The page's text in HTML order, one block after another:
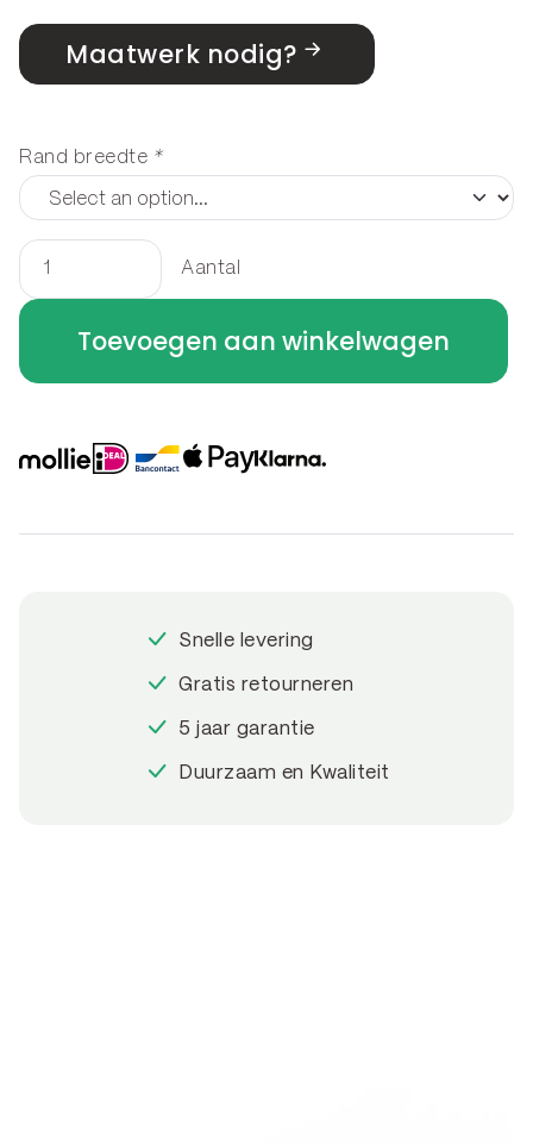
Maatwerk nodig?
Rand breedte *
Border
rechthoek
x
x
Aantal
Toevoegen aan winkelwagen
Snelle levering
Gratis retourneren
5 jaar garantie
Duurzaam en Kwaliteit